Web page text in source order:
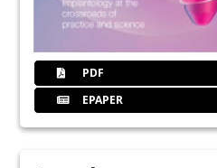
PDF
EPAPER